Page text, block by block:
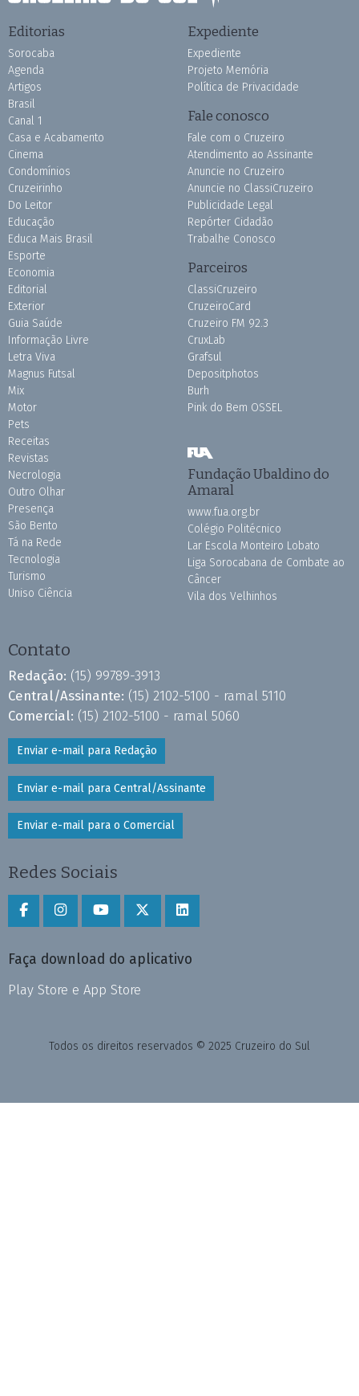
Editorias
Sorocaba
Agenda
Artigos
Brasil
Canal 1
Casa e Acabamento
Cinema
Condomínios
Cruzeirinho
Do Leitor
Educação
Educa Mais Brasil
Esporte
Economia
Editorial
Exterior
Guia Saúde
Informação Livre
Letra Viva
Magnus Futsal
Mix
Motor
Pets
Receitas
Revistas
Necrologia
Outro Olhar
Presença
São Bento
Tá na Rede
Tecnologia
Turismo
Uniso Ciência
Expediente
Expediente
Projeto Memória
Política de Privacidade
Fale conosco
Fale com o Cruzeiro
Atendimento ao Assinante
Anuncie no Cruzeiro
Anuncie no ClassiCruzeiro
Publicidade Legal
Repórter Cidadão
Trabalhe Conosco
Parceiros
ClassiCruzeiro
CruzeiroCard
Cruzeiro FM 92.3
CruxLab
Grafsul
Depositphotos
Burh
Pink do Bem OSSEL
Fundação Ubaldino do
Amaral
www.fua.org.br
Colégio Politécnico
Lar Escola Monteiro Lobato
Liga Sorocabana de Combate ao
Câncer
Vila dos Velhinhos
Contato
Redação: (15) 99789-3913
Central/Assinante: (15) 2102-5100 - ramal 5110
Comercial: (15) 2102-5100 - ramal 5060
Enviar e-mail para Redação
Enviar e-mail para Central/Assinante
Enviar e-mail para o Comercial
Redes Sociais
Faça download do aplicativo
Play Store e App Store
Todos os direitos reservados © 2025 Cruzeiro do Sul